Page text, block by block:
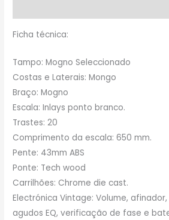
Ficha técnica:
Tampo: Mogno Seleccionado
Costas e Laterais: Mongo
Braço: Mogno
Escala: Inlays ponto branco.
Trastes: 20
Comprimento da escala: 650 mm.
Pente: 43mm ABS
Ponte: Tech wood
Carrilhões: Chrome die cast.
Electrónica Vintage: Volume,
agudos EQ, verificação de fase e